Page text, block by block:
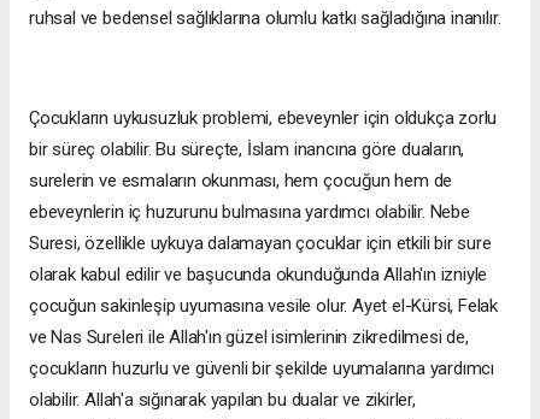
ruhsal ve bedensel sağlıklarına olumlu katkı sağladığına inanılır.
Çocukların uykusuzluk problemi, ebeveynler için oldukça zorlu
bir süreç olabilir. Bu süreçte, İslam inancına göre duaların,
surelerin ve esmaların okunması, hem çocuğun hem de
ebeveynlerin iç huzurunu bulmasına yardımcı olabilir. Nebe
Suresi, özellikle uykuya dalamayan çocuklar için etkili bir sure
olarak kabul edilir ve başucunda okunduğunda Allah'ın izniyle
çocuğun sakinleşip uyumasına vesile olur. Ayet el-Kürsi, Felak
ve Nas Sureleri ile Allah'ın güzel isimlerinin zikredilmesi de,
çocukların huzurlu ve güvenli bir şekilde uyumalarına yardımcı
olabilir. Allah'a sığınarak yapılan bu dualar ve zikirler,